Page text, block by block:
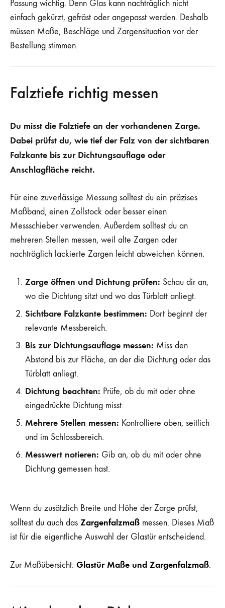
Passung wichtig. Denn Glas kann nachträglich nicht
einfach gekürzt, gefräst oder angepasst werden. Deshalb
müssen Maße, Beschläge und Zargensituation vor der
Bestellung stimmen.
Falztiefe richtig messen
Du misst die Falztiefe an der vorhandenen Zarge.
Dabei prüfst du, wie tief der Falz von der sichtbaren
Falzkante bis zur Dichtungsauflage oder
Anschlagfläche reicht.
Für eine zuverlässige Messung solltest du ein präzises
Maßband, einen Zollstock oder besser einen
Messschieber verwenden. Außerdem solltest du an
mehreren Stellen messen, weil alte Zargen oder
nachträglich lackierte Zargen leicht abweichen können.
Zarge öffnen und Dichtung prüfen: Schau dir an,
wo die Dichtung sitzt und wo das Türblatt anliegt.
Sichtbare Falzkante bestimmen: Dort beginnt der
relevante Messbereich.
Bis zur Dichtungsauflage messen: Miss den
Abstand bis zur Fläche, an der die Dichtung oder das
Türblatt anliegt.
Dichtung beachten: Prüfe, ob du mit oder ohne
eingedrückte Dichtung misst.
Mehrere Stellen messen: Kontrolliere oben, seitlich
und im Schlossbereich.
Messwert notieren: Gib an, ob du mit oder ohne
Dichtung gemessen hast.
Wenn du zusätzlich Breite und Höhe der Zarge prüfst,
solltest du auch das Zargenfalzmaß messen. Dieses Maß
ist für die eigentliche Auswahl der Glastür entscheidend.
Zur Maßübersicht: Glastür Maße und Zargenfalzmaß.